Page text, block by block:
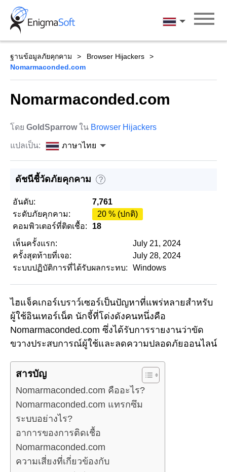
Skip
content
ภาษาไทย
ฐานข้อมูลภัยคุกคาม
Browser Hijackers
Nomarmaconded.com
Nomarmaconded.com
โดย GoldSparrowใน Browser Hijackers
แปลเป็น: ภาษาไทย
ดัชนีชี้วัดภัยคุกคาม ?
อันดับ:
7,761
ระดับภัยคุกคาม:
20 % (ปกติ)
คอมพิวเตอร์ที่ติดเชื้อ:
18
เห็นครั้งแรก:
July 21, 2024
ครั้งสุดท้ายที่เจอ:
July 28, 2024
ระบบปฏิบัติการที่ได้รับผลกระทบ:
Windows
ไฮแจ็คเกอร์เบราว์เซอร์เป็นปัญหาที่แพร่หลายสำหรับ
ผู้ใช้อินเทอร์เน็ต นักจี้ที่โด่งดังคนหนึ่งคือ
Nomarmaconded.com ซึ่งได้รับการรายงานว่าขัด
ขวางประสบการณ์ผู้ใช้และลดความปลอดภัยออนไลน์
สารบัญ
Nomarmaconded.com คืออะไร?
Nomarmaconded.com แทรกซึม
ระบบอย่างไร?
อาการของการติดเชื้อ
Nomarmaconded.com
ความเสี่ยงที่เกี่ยวข้องกับ